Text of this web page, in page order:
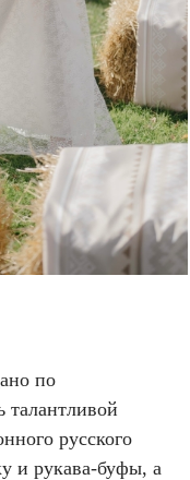
по
талантливой
русского
и рукава-буфы, а